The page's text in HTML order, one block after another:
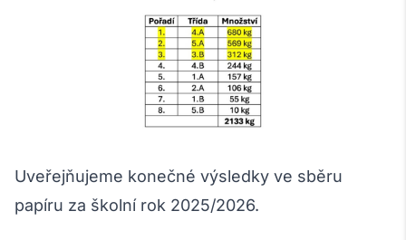
Uveřejňujeme konečné výsledky ve sběru
papíru za školní rok 2025/2026.